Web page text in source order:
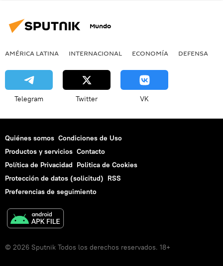
Mundo
AMÉRICA LATINA INTERNACIONAL ECONOMÍA DEFENSA
Telegram Twitter VK
Quiénes somos Condiciones de Uso
Productos y servicios Contacto
Política de Privacidad Politica de Cookies
Protección de datos (solicitud) RSS
Preferencias de seguimiento
© 2026 Sputnik Todos los derechos reservados. 18+